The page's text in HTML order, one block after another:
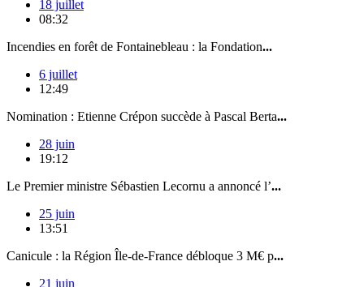
18 juillet
08:32
Incendies en forêt de Fontainebleau : la Fondation...
6 juillet
12:49
Nomination : Etienne Crépon succède à Pascal Berta...
28 juin
19:12
Le Premier ministre Sébastien Lecornu a annoncé l’...
25 juin
13:51
Canicule : la Région Île-de-France débloque 3 M€ p...
21 juin